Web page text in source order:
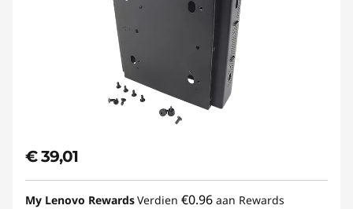
€ 39,01
My Lenovo RewardsVerdien €0.96 aan Rewards